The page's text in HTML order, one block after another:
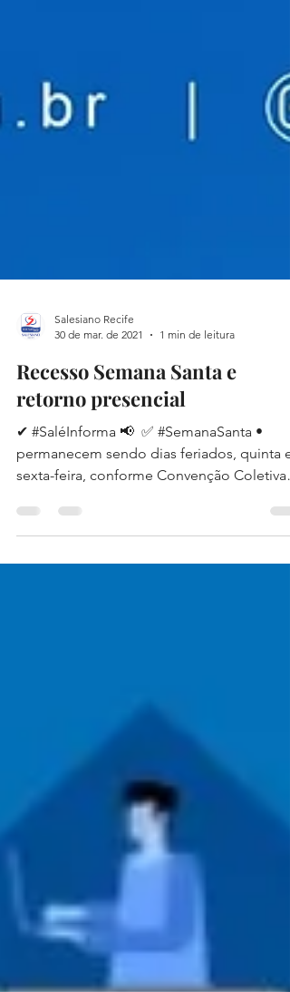
Salesiano Recife
30 de mar. de 2021
1 min de leitura
Recesso Semana Santa e
retorno presencial
permanecem sendo dias feriados, quinta e
sexta-feira, conforme Convenção Coletiva
de Trabalho...